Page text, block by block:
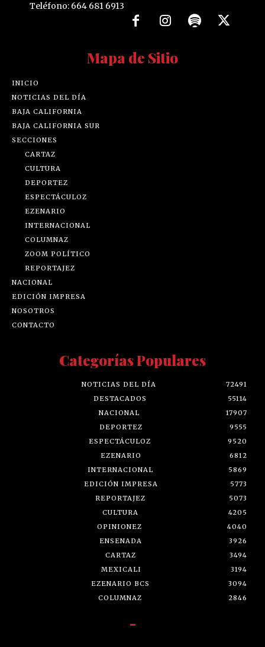
Teléfono: 664 681 6913
Mapa de Sitio
INICIO
NOTICIAS DEL DÍA
BAJA CALIFORNIA
BAJA CALIFORNIA SUR
SECCIONES
CARTAZ
CULTURA
DEPORTEZ
ESPECTÁCULOZ
EZENARIO
INTERNACIONAL
COLUMNAZ
ZOOM POLÍTICO
REPORTAJEZ
NACIONAL
EDICIÓN IMPRESA
NOSOTROS
CONTACTO
Categorías Populares
NOTICIAS DEL DÍA
72491
DESTACADOS
55114
NACIONAL
17907
DEPORTEZ
9555
ESPECTÁCULOZ
9520
EZENARIO
6812
INTERNACIONAL
5869
EDICIÓN IMPRESA
5773
REPORTAJEZ
5073
CULTURA
4205
OPINIONEZ
4040
ENSENADA
3926
CARTAZ
3494
MEXICALI
3194
EZENARIO BCS
3094
COLUMNAZ
2846
-